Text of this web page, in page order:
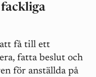
få till ett
fatta beslut och
för anställda på